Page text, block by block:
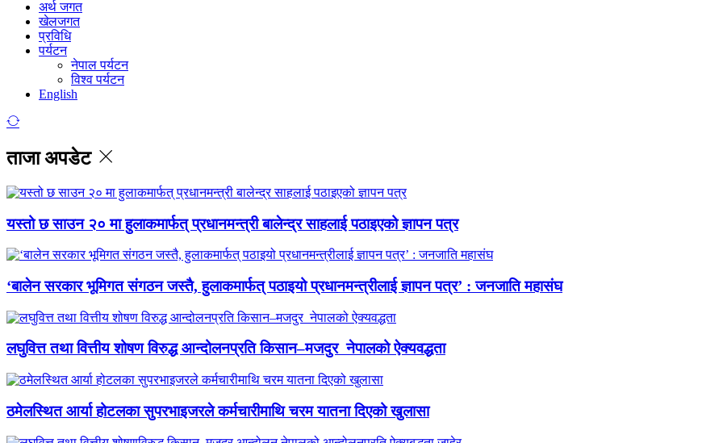
अर्थ जगत
खेलजगत
प्रविधि
पर्यटन
नेपाल पर्यटन
विश्व पर्यटन
English
ताजा अपडेट
यस्तो छ साउन २० मा हुलाकमार्फत् प्रधानमन्त्री बालेन्द्र साहलाई पठाइएको ज्ञापन पत्र
‘बालेन सरकार भूमिगत संगठन जस्तै, हुलाकमार्फत् पठाइयो प्रधानमन्त्रीलाई ज्ञापन पत्र’ : जनजाति महासंघ
लघुवित्त तथा वित्तीय शोषण विरुद्ध आन्दोलनप्रति किसान–मजदुर नेपालको ऐक्यवद्धता
ठमेलस्थित आर्या होटलका सुपरभाइजरले कर्मचारीमाथि चरम यातना दिएको खुलासा